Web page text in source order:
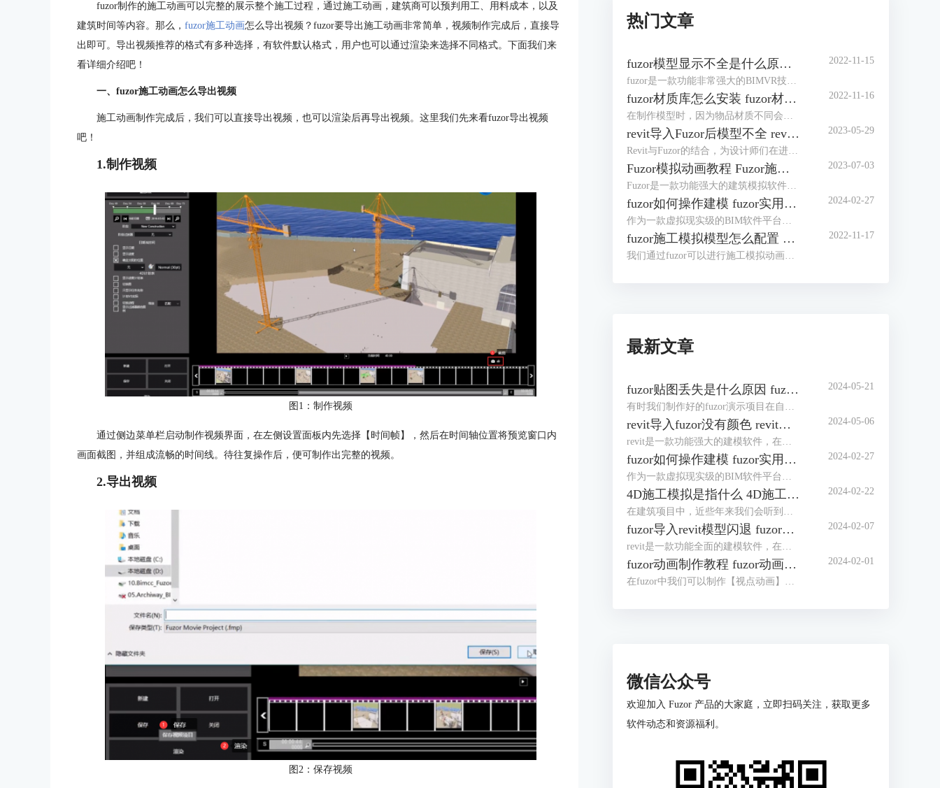
fuzor制作的施工动画可以完整的展示整个施工过程，通过施工动画，建筑商可以预判用工、用料成本，以及
建筑时间等内容。那么， fuzor施工动画怎么导出视频？fuzor要导出施工动画非常简单，视频制作完成后，直接导
出即可。导出视频推荐的格式有多种选择，有软件默认格式，用户也可以通过渲染来选择不同格式。下面我们来
看详细介绍吧！
一、fuzor施工动画怎么导出视频
施工动画制作完成后，我们可以直接导出视频，也可以渲染后再导出视频。这里我们先来看fuzor导出视频
吧！
1.制作视频
图1：制作视频
通过侧边菜单栏启动制作视频界面，在左侧设置面板内先选择【时间帧】，然后在时间轴位置将预览窗口内
画面截图，并组成流畅的时间线。待往复操作后，便可制作出完整的视频。
2.导出视频
图2：保存视频
热门文章
fuzor模型显示不全是什么原因 fuzor模型显示设置
fuzor是一款功能非常强大的BIMVR技术和4D施工模拟技术为一体的综合性平台级工具，使用过程中我们可以将Revit模型同步到fuzor。但有时fuzor模型显示不全是什么原因？这里我们将提供几种解决方案，大家可以根据自己实际情况来设置。除此之外，我们还可以对fuzor模型显示设置进行编辑，以调整出理想的模型效果。下面来看详细介绍吧！
2022-11-15
fuzor材质库怎么安装 fuzor材质库怎么使用
在制作模型时，因为物品材质不同会产生不同效果。但是安装fuzor后，发现软件自带的材质并不是很多，那么fuzor材质库怎么安装？我们可以将下载好的材质库导入fuzor。fuzor材质库怎么使用？有了材质库，使用便非常简单了，除了直接使用材质外，我们还可以对材质进行编辑。下面我们来看详细介绍吧！
2022-11-16
revit导入Fuzor后模型不全 revit导入Fuzor后模型不全怎么办
Revit与Fuzor的结合，为设计师们在进行建筑设计与模型演示时带来了无尽可能性。然而，在Revit向Fuzor导入模型的过程中，有时可能会出现模型不全的情况。本文将详细阐述revit导入Fuzor后模型不全的问题原因，并提供有效的解决办法。
2023-05-29
Fuzor模拟动画教程 Fuzor施工模拟动画如何导出
Fuzor是一款功能强大的建筑模拟软件，它不仅可以帮助设计师创建逼真的建筑模型，还可以制作出令人惊叹的模拟动画。本文将为您提供Fuzor模拟动画的详细教程，让您了解如何利用Fuzor创建出精彩的施工模拟动画。
2023-07-03
fuzor如何操作建模 fuzor实用技巧介绍
作为一款虚拟现实级的BIM软件平台，fuzor功能非常强大，同时fuzor还是一款首次将多人游戏引擎技术引入建筑工程行业的工具。既然是被应用于建筑工程行业，操作建模自然是必不可少的，对于fuzor如何操作建模，这里我们将介绍三种模式。下面我们来看fuzor实用技巧介绍吧！
2024-02-27
fuzor施工模拟模型怎么配置 有哪些注意的点
我们通过fuzor可以进行施工模拟动画，在制作动画过程中需要用到许多机械模型，一个个去配置机械模型动作非常繁琐，在fuzor中我们完成一个机械模型后便可通过复制的方式来将动作应用至同类型的机械模型中。下面我们来看fuzor施工模拟模型怎么配置，以及有哪些注意的点吧！
2022-11-17
最新文章
fuzor贴图丢失是什么原因 fuzor贴图丢失怎么办
有时我们制作好的fuzor演示项目在自己电脑上非常完整，在公共设备上演示时却出现了贴图丢失的状况。fuzor贴图丢失是什么原因？贴图丢失有多种原因，有可能是材质库的原因，也有可能是材质库保存路径的问题。fuzor贴图丢失怎么办？我们可以针对贴图丢失的原因进行修复，也可以将fuzor导出为exe文件，或制作人物漫游动画。下面我们来看详细介绍吧！
2024-05-21
revit导入fuzor没有颜色 revit导入fuzor后模型不全怎么办
revit是一款功能强大的建模软件，在多个行业被应用广泛。fuzor是一款融合了BIMVR技术和4D施工模拟技术的综合性平台级工具，使用时我们可以将revit中创建的模型导入fuzor中，如果revit导入fuzor没有颜色，很大概率是保存建模时导出了白模。revit导入fuzor后模型不全怎么办？这主要是由于材质库和视觉样式造成的。下面我们来看详细介绍吧！
2024-05-06
fuzor如何操作建模 fuzor实用技巧介绍
作为一款虚拟现实级的BIM软件平台，fuzor功能非常强大，同时fuzor还是一款首次将多人游戏引擎技术引入建筑工程行业的工具。既然是被应用于建筑工程行业，操作建模自然是必不可少的，对于fuzor如何操作建模，这里我们将介绍三种模式。下面我们来看fuzor实用技巧介绍吧！
2024-02-27
4D施工模拟是指什么 4D施工模拟用什么软件
在建筑项目中，近些年来我们会听到是否有4D施工模拟的展示。4D施工模拟是指什么？通俗得讲是我们使用3D虚拟与现实软件，将整个建筑项目的流程通过软件展示出来。4D施工模拟用什么软件？关于4D施工模拟的制作，我们可以使用3D虚拟与现实软件。下面我们来看详细介绍吧！
2024-02-22
fuzor导入revit模型闪退 fuzor导入revit模型错位怎么办
revit是一款功能全面的建模软件，在我们使用fuzor对模型进行渲染时，需要将revit模型导入fuzor。但发现fuzor导入revit模型闪退，模型闪退可能与显卡不匹配有关。fuzor导入revit模型错位怎么办？对于导入revit模型错位的问题，我们可以先查看revit中错位的参数，然后再在fuzor中进行调整。下面我们来看详细介绍吧！
2024-02-07
fuzor动画制作教程 fuzor动画怎么导出来
在fuzor中我们可以制作【视点动画】和【人物漫游动画】，视点动画是像电影一样展示模型，人物漫游动画是以人物的视角展示模型。这两种动画的制作过程完全不同，视点动画的制作和制作施工模拟动画的操作相似，人物漫游动画的制作更像是一种视频的录制。下面我们来看fuzor动画制作教程，以及fuzor动画怎么导出来吧！
2024-02-01
微信公众号
欢迎加入 Fuzor 产品的大家庭，立即扫码关注，获取更多
软件动态和资源福利。